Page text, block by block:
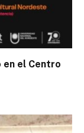
en el Centro